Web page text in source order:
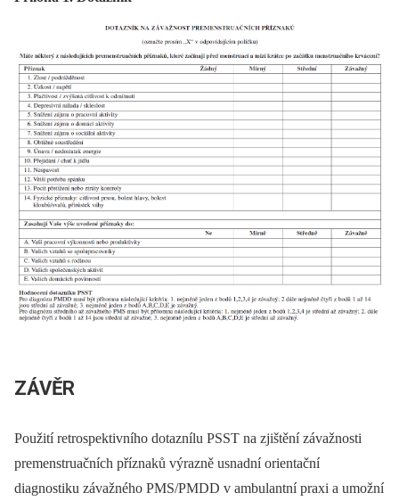
ZÁVĚR
Použití retrospektivního dotaznílu PSST na zjištění závažnosti
premenstruačních příznaků výrazně usnadní orientační
diagnostiku závažného PMS/PMDD v ambulantní praxi a umožní